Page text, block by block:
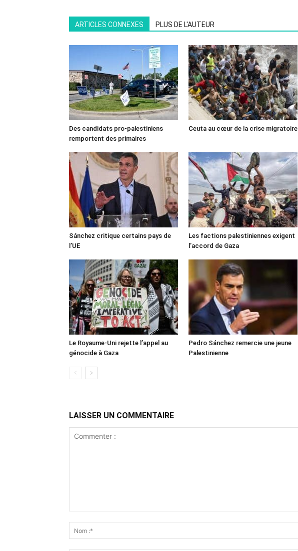
ARTICLES CONNEXES PLUS DE L'AUTEUR
Des candidats pro-palestiniens
remportent des primaires
Ceuta au cœur de la crise migratoire
Sánchez critique certains pays de
l’UE
Les factions palestiniennes exigent
l’accord de Gaza
Le Royaume-Uni rejette l’appel au
génocide à Gaza
Pedro Sánchez remercie une jeune
Palestinienne
LAISSER UN COMMENTAIRE